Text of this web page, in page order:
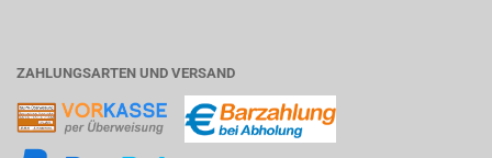
ZAHLUNGSARTEN UND VERSAND